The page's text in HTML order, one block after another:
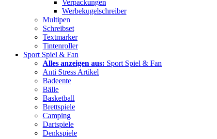
Verpackungen
Werbekugelschreiber
Multipen
Schreibset
Textmarker
Tintenroller
Sport Spiel & Fan
Alles anzeigen aus: Sport Spiel & Fan
Anti Stress Artikel
Badeente
Bälle
Basketball
Brettspiele
Camping
Dartspiele
Denkspiele